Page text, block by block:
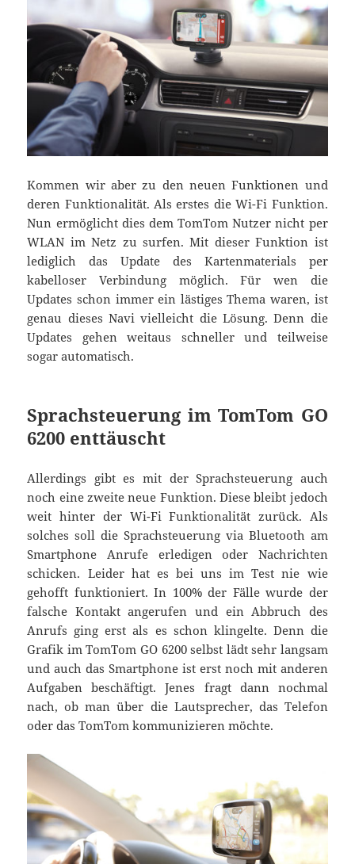
Kommen wir aber zu den neuen Funktionen und
deren Funktionalität. Als erstes die Wi-Fi Funktion.
Nun ermöglicht dies dem TomTom Nutzer nicht per
WLAN im Netz zu surfen. Mit dieser Funktion ist
lediglich das Update des Kartenmaterials per
kabelloser Verbindung möglich. Für wen die
Updates schon immer ein lästiges Thema waren, ist
genau dieses Navi vielleicht die Lösung. Denn die
Updates gehen weitaus schneller und teilweise
sogar automatisch.
Sprachsteuerung im TomTom GO
6200 enttäuscht
Allerdings gibt es mit der Sprachsteuerung auch
noch eine zweite neue Funktion. Diese bleibt jedoch
weit hinter der Wi-Fi Funktionalität zurück. Als
solches soll die Sprachsteuerung via Bluetooth am
Smartphone Anrufe erledigen oder Nachrichten
schicken. Leider hat es bei uns im Test nie wie
gehofft funktioniert. In 100% der Fälle wurde der
falsche Kontakt angerufen und ein Abbruch des
Anrufs ging erst als es schon klingelte. Denn die
Grafik im TomTom GO 6200 selbst lädt sehr langsam
und auch das Smartphone ist erst noch mit anderen
Aufgaben beschäftigt. Jenes fragt dann nochmal
nach, ob man über die Lautsprecher, das Telefon
oder das TomTom kommunizieren möchte.